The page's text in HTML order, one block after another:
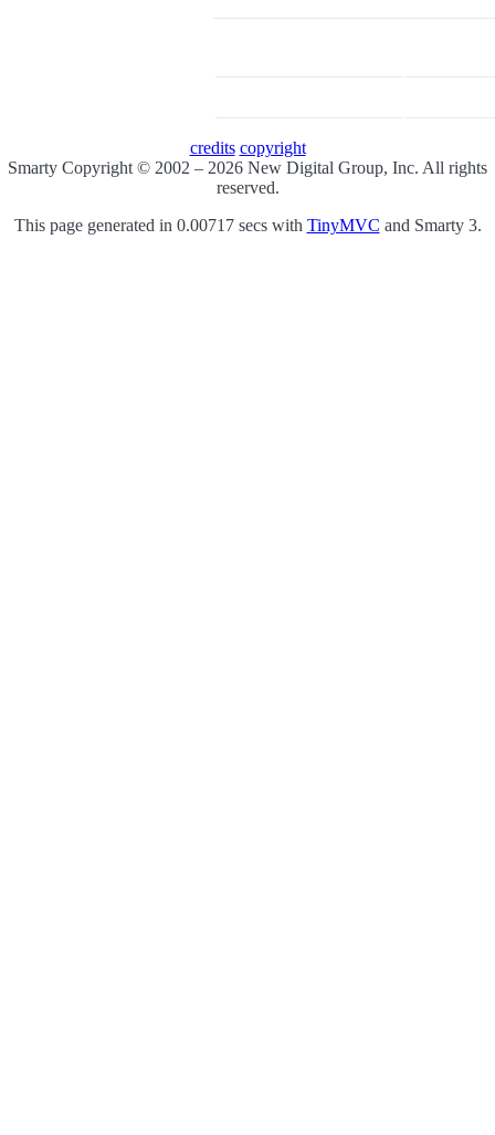
credits copyright
Smarty Copyright © 2002 – 2026 New Digital Group, Inc. All rights
reserved.
This page generated in 0.00717 secs with TinyMVC and Smarty 3.